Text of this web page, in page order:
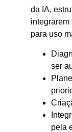
da IA,
integrarem
para uso
ser
pela